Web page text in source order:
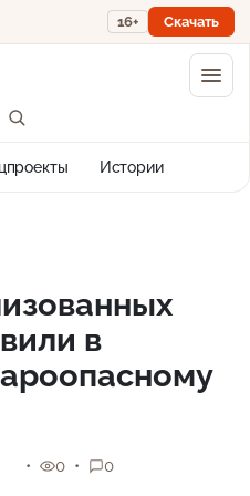
16+ Скачать
Истории
в
0 0